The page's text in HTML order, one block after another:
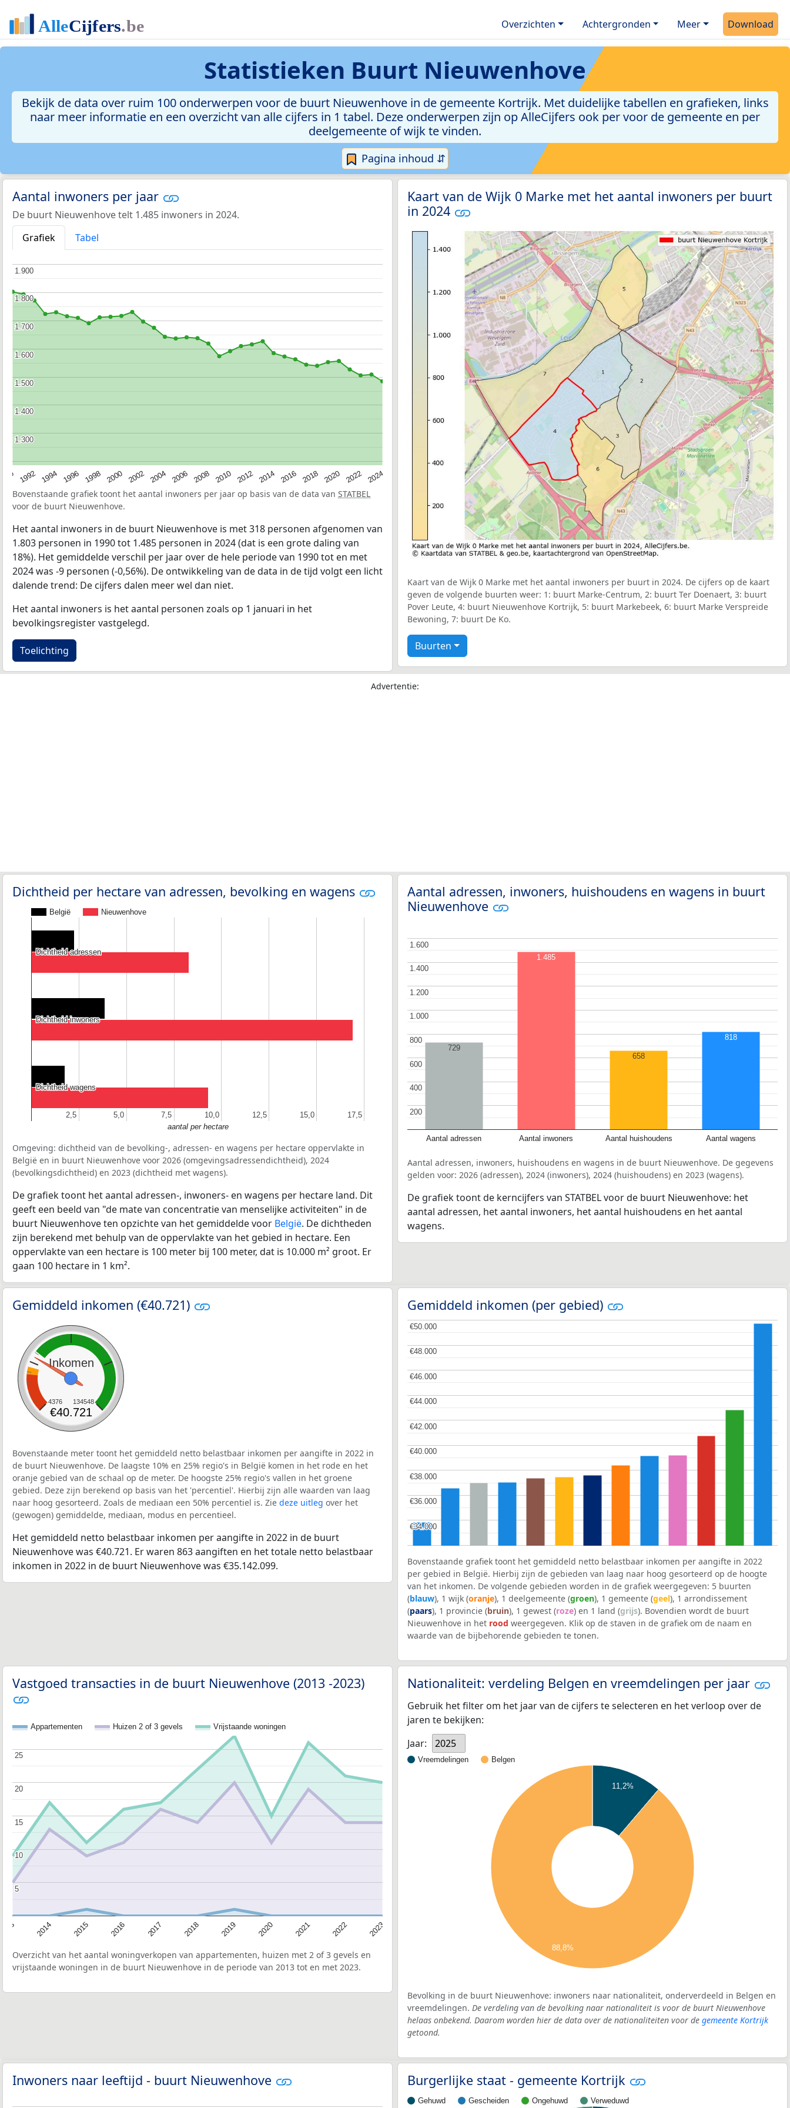
Overzichten Achtergronden Meer Download
Statistieken Buurt Nieuwenhove
Bekijk de data over ruim 100 onderwerpen voor de buurt Nieuwenhove in de gemeente Kortrijk. Met duidelijke tabellen en grafieken, links
naar meer informatie en een overzicht van alle cijfers in 1 tabel. Deze onderwerpen zijn op AlleCijfers ook per voor de gemeente en per
deelgemeente of wijk te vinden.
Pagina inhoud ⇵
Aantal inwoners per jaar
De buurt Nieuwenhove telt 1.485 inwoners in 2024.
Grafiek
Tabel
1992 1994 1996 1998 2000 2002 2004 2006 2008 2010 2012 2014 2016 2018 2020 2022 2024
1.300
1.300
1.400
1.400
1.500
1.500
1.600
1.600
1.700
1.700
1.800
1.800
1.900
1.900
Bovenstaande grafiek toont het aantal inwoners per jaar op basis van de data van STATBEL
voor de buurt Nieuwenhove.
Het aantal inwoners in de buurt Nieuwenhove is met 318 personen afgenomen van
1.803 personen in 1990 tot 1.485 personen in 2024 (dat is een grote daling van
18%). Het gemiddelde verschil per jaar over de hele periode van 1990 tot en met
2024 was -9 personen (-0,56%). De ontwikkeling van de data in de tijd volgt een licht
dalende trend: De cijfers dalen meer wel dan niet.
Het aantal inwoners is het aantal personen zoals op 1 januari in het
bevolkingsregister vastgelegd.
Toelichting
Kaart van de Wijk 0 Marke met het aantal inwoners per buurt
in 2024
Kaart van de Wijk 0 Marke met het aantal inwoners per buurt in 2024. De cijfers op de kaart
geven de volgende buurten weer: 1: buurt Marke-Centrum, 2: buurt Ter Doenaert, 3: buurt
Pover Leute, 4: buurt Nieuwenhove Kortrijk, 5: buurt Markebeek, 6: buurt Marke Verspreide
Bewoning, 7: buurt De Ko.
Buurten
Advertentie:
Dichtheid per hectare van adressen, bevolking en wagens
België Nieuwenhove
2,5
2,5 5,0
5,0 7,5
7,5 10,0
10,0 12,5
12,5 15,0
15,0 17,5
17,5
Dichtheid adressen
Dichtheid adressen
Dichtheid inwoners
Dichtheid inwoners
Dichtheid wagens
Dichtheid wagens
aantal per hectare
Omgeving: dichtheid van de bevolking-, adressen- en wagens per hectare oppervlakte in
België en in buurt Nieuwenhove voor 2026 (omgevingsadressendichtheid), 2024
(bevolkingsdichtheid) en 2023 (dichtheid met wagens).
De grafiek toont het aantal adressen-, inwoners- en wagens per hectare land. Dit
geeft een beeld van "de mate van concentratie van menselijke activiteiten" in de
buurt Nieuwenhove ten opzichte van het gemiddelde voor België. De dichtheden
zijn berekend met behulp van de oppervlakte van het gebied in hectare. Een
oppervlakte van een hectare is 100 meter bij 100 meter, dat is 10.000 m² groot. Er
gaan 100 hectare in 1 km².
Aantal adressen, inwoners, huishoudens en wagens in buurt
Nieuwenhove
Aantal adressen Aantal inwoners Aantal huishoudens Aantal wagens
200
200
400
400
600
600
800
800
1.000
1.000
1.200
1.200
1.400
1.400
1.600
1.600
729
1.485
658
818
Aantal adressen, inwoners, huishoudens en wagens in de buurt Nieuwenhove. De gegevens
gelden voor: 2026 (adressen), 2024 (inwoners), 2024 (huishoudens) en 2023 (wagens).
De grafiek toont de kerncijfers van STATBEL voor de buurt Nieuwenhove: het
aantal adressen, het aantal inwoners, het aantal huishoudens en het aantal
wagens.
Gemiddeld inkomen (€40.721)
Inkomen
4376 134548
€40.721
Bovenstaande meter toont het gemiddeld netto belastbaar inkomen per aangifte in 2022 in
de buurt Nieuwenhove. De laagste 10% en 25% regio's in België komen in het rode en het
oranje gebied van de schaal op de meter. De hoogste 25% regio's vallen in het groene
gebied. Deze zijn berekend op basis van het 'percentiel'. Hierbij zijn alle waarden van laag
naar hoog gesorteerd. Zoals de mediaan een 50% percentiel is. Zie deze uitleg over het
(gewogen) gemiddelde, mediaan, modus en percentieel.
Het gemiddeld netto belastbaar inkomen per aangifte in 2022 in de buurt
Nieuwenhove was €40.721. Er waren 863 aangiften en het totale netto belastbaar
inkomen in 2022 in de buurt Nieuwenhove was €35.142.099.
Gemiddeld inkomen (per gebied)
€34.000
€34.000
€36.000
€36.000
€38.000
€38.000
€40.000
€40.000
€42.000
€42.000
€44.000
€44.000
€46.000
€46.000
€48.000
€48.000
€50.000
€50.000
Bovenstaande grafiek toont het gemiddeld netto belastbaar inkomen per aangifte in 2022
per gebied in België. Hierbij zijn de gebieden van laag naar hoog gesorteerd op de hoogte
van het inkomen. De volgende gebieden worden in de grafiek weergegeven: 5 buurten
(blauw), 1 wijk (oranje), 1 deelgemeente (groen), 1 gemeente (geel), 1 arrondissement
(paars), 1 provincie (bruin), 1 gewest (roze) en 1 land (grijs). Bovendien wordt de buurt
Nieuwenhove in het rood weergegeven. Klik op de staven in de grafiek om de naam en
waarde van de bijbehorende gebieden te tonen.
Vastgoed transacties in de buurt Nieuwenhove (2013 -2023)
Appartementen Huizen 2 of 3 gevels Vrijstaande woningen
2014 2015 2016 2017 2018 2019 2020 2021 2022 2023
5
5
10
10
15
15
20
20
25
25
Overzicht van het aantal woningverkopen van appartementen, huizen met 2 of 3 gevels en
vrijstaande woningen in de buurt Nieuwenhove in de periode van 2013 tot en met 2023.
Nationaliteit: verdeling Belgen en vreemdelingen per jaar
Gebruik het filter om het jaar van de cijfers te selecteren en het verloop over de
jaren te bekijken:
Jaar:
2025
Vreemdelingen Belgen
11,2%
88,8%
Bevolking in de buurt Nieuwenhove: inwoners naar nationaliteit, onderverdeeld in Belgen en
vreemdelingen. De verdeling van de bevolking naar nationaliteit is voor de buurt Nieuwenhove
helaas onbekend. Daarom worden hier de data over de nationaliteiten voor de gemeente Kortrijk
getoond.
Inwoners naar leeftijd - buurt Nieuwenhove Burgerlijke staat - gemeente Kortrijk
Gehuwd Gescheiden Ongehuwd Verweduwd